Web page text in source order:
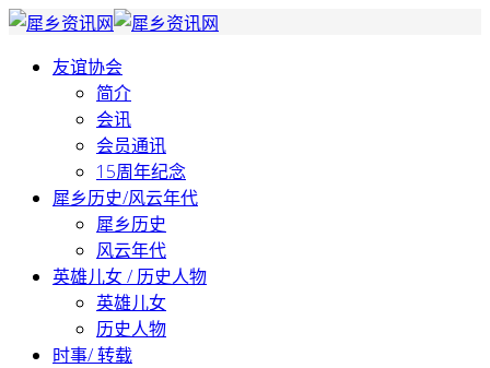
友谊协会
简介
会讯
会员通讯
15周年纪念
犀乡历史/风云年代
犀乡历史
风云年代
英雄儿女 / 历史人物
英雄儿女
历史人物
时事/ 转载